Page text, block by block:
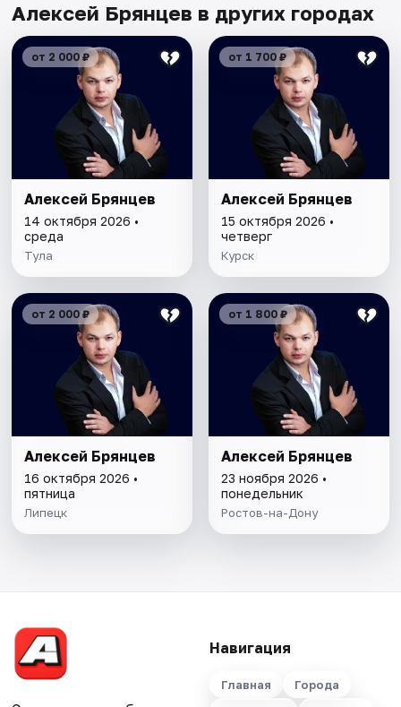
Алексей Брянцев в других городах
от 2 000 ₽
Алексей Брянцев
14 октября 2026 •
среда
Тула
от 1 700 ₽
Алексей Брянцев
15 октября 2026 •
четверг
Курск
от 2 000 ₽
Алексей Брянцев
16 октября 2026 •
пятница
Липецк
от 1 800 ₽
Алексей Брянцев
23 ноября 2026 •
понедельник
Ростов-на-Дону
Навигация
Главная
Города